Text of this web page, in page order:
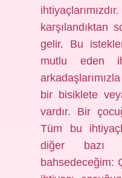
karşılandıktan
gelir. Bu
mutlu eden
bir bisiklete
vardır. Bir
Tüm bu
diğer bazı
bahsedeceğim: